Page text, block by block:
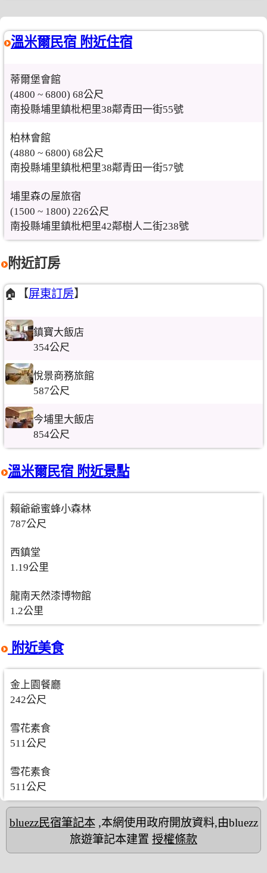
溫米爾民宿 附近住宿
蒂爾堡會館
(4800 ~ 6800) 68公尺
南投縣埔里鎮枇杷里38鄰青田一街55號
柏林會館
(4880 ~ 6800) 68公尺
南投縣埔里鎮枇杷里38鄰青田一街57號
埔里森の屋旅宿
(1500 ~ 1800) 226公尺
南投縣埔里鎮枇杷里42鄰樹人二街238號
附近訂房
🏠【屏東訂房】
鎮寶大飯店
354公尺
悅景商務旅館
587公尺
今埔里大飯店
854公尺
溫米爾民宿 附近景點
賴爺爺蜜蜂小森林
787公尺
西鎮堂
1.19公里
龍南天然漆博物館
1.2公里
附近美食
金上園餐廳
242公尺
雪花素食
511公尺
雪花素食
511公尺
bluezz民宿筆記本,本網使用政府開放資料,由bluezz
旅遊筆記本建置 授權條款